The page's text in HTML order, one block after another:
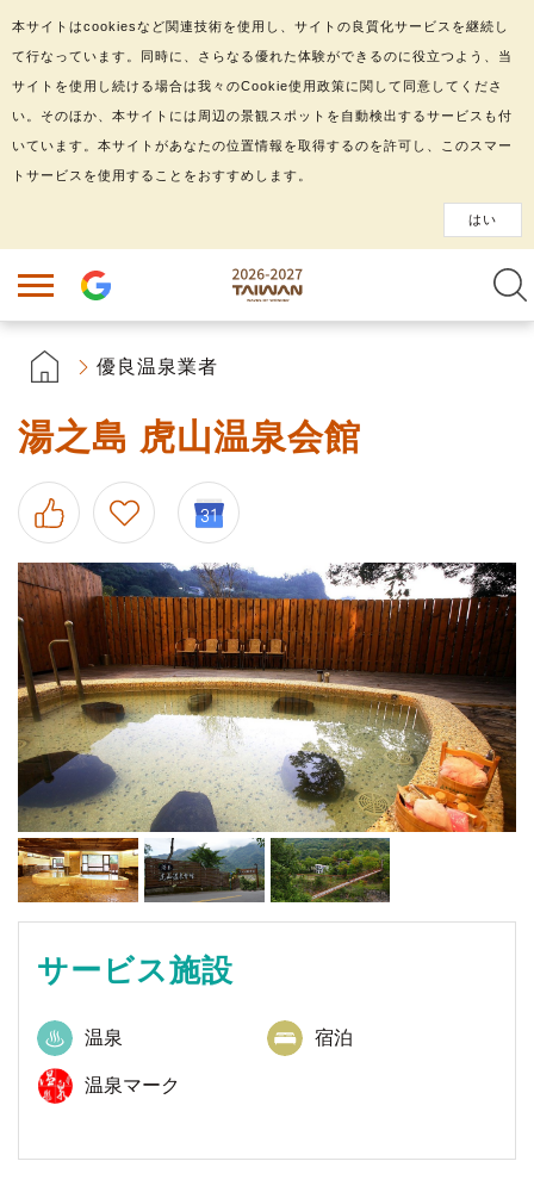
優良温泉業者
湯之島 虎山温泉会館
サービス施設
温泉 宿泊
温泉マーク
本サイトはcookiesなど関連技術を使用し、サイトの良質化サービスを継続し
て行なっています。同時に、さらなる優れた体験ができるのに役立つよう、当
サイトを使用し続ける場合は我々のCookie使用政策に関して同意してくださ
い。そのほか、本サイトには周辺の景観スポットを自動検出するサービスも付
いています。本サイトがあなたの位置情報を取得するのを許可し、このスマー
トサービスを使用することをおすすめします。
はい